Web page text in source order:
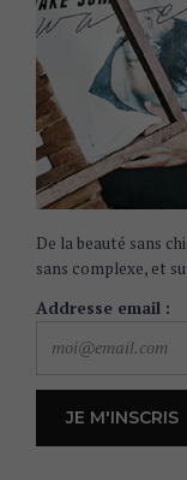
De la beauté sans
sans complexe, et
Addresse email :